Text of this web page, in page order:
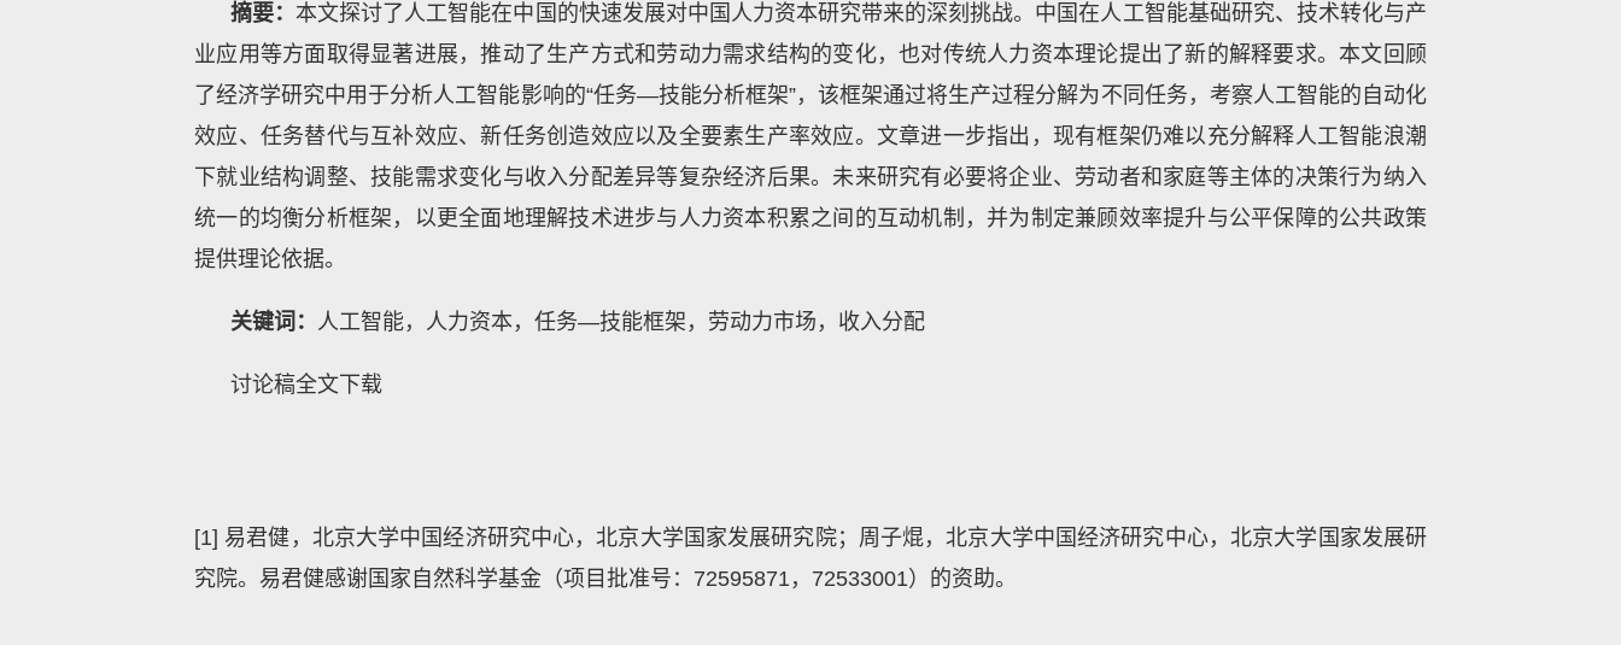
摘要： 本文探讨了人工智能在中国的快速发展对中国人力资本研究带来的深刻挑战。中国在人工智能基础研究、技术转化与产
业应用等方面取得显著进展，推动了生产方式和劳动力需求结构的变化，也对传统人力资本理论提出了新的解释要求。本文回顾
了经济学研究中用于分析人工智能影响的“任务—技能分析框架”，该框架通过将生产过程分解为不同任务，考察人工智能的自动化
效应、任务替代与互补效应、新任务创造效应以及全要素生产率效应。文章进一步指出，现有框架仍难以充分解释人工智能浪潮
下就业结构调整、技能需求变化与收入分配差异等复杂经济后果。未来研究有必要将企业、劳动者和家庭等主体的决策行为纳入
统一的均衡分析框架，以更全面地理解技术进步与人力资本积累之间的互动机制，并为制定兼顾效率提升与公平保障的公共政策
提供理论依据。
关键词： 人工智能，人力资本，任务—技能框架，劳动力市场，收入分配
讨论稿全文下载
[1] 易君健，北京大学中国经济研究中心，北京大学国家发展研究院；周子焜，北京大学中国经济研究中心，北京大学国家发展研
究院。易君健感谢国家自然科学基金（项目批准号： 72595871， 72533001）的资助。